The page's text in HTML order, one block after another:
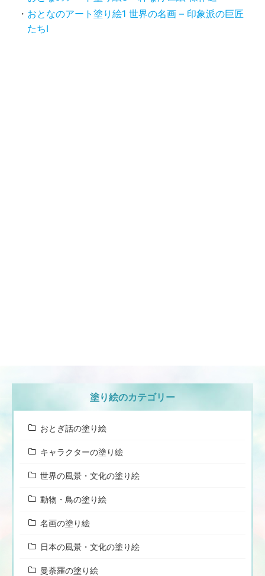
おとなのアート塗り絵1 世界の名画 – 印象派の巨匠
たちI
塗り絵のカテゴリー
おとぎ話の塗り絵
キャラクターの塗り絵
世界の風景・文化の塗り絵
動物・鳥の塗り絵
名画の塗り絵
日本の風景・文化の塗り絵
曼荼羅の塗り絵